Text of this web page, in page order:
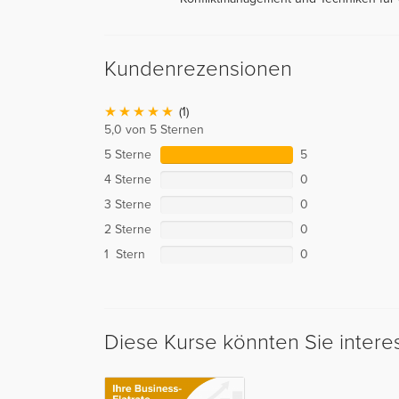
Kundenrezensionen
(1)
5,0 von 5 Sternen
5 Sterne
5
4 Sterne
0
3 Sterne
0
2 Sterne
0
1 Stern
0
Diese Kurse könnten Sie